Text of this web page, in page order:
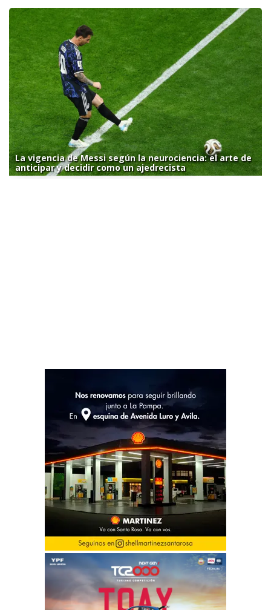
La vigencia de Messi según la neurociencia: el arte de
anticipar y decidir como un ajedrecista